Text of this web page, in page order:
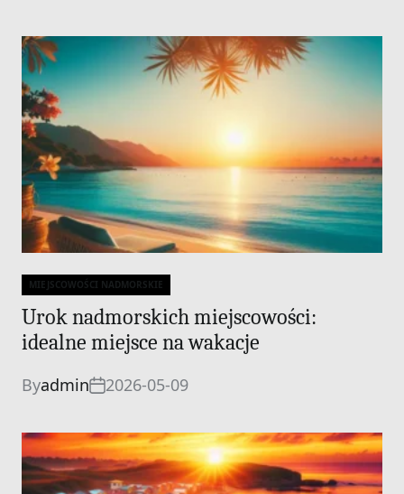
Categories
MIEJSCOWOŚCI NADMORSKIE
Urok nadmorskich miejscowości:
idealne miejsce na wakacje
Byadmin 2026-05-09